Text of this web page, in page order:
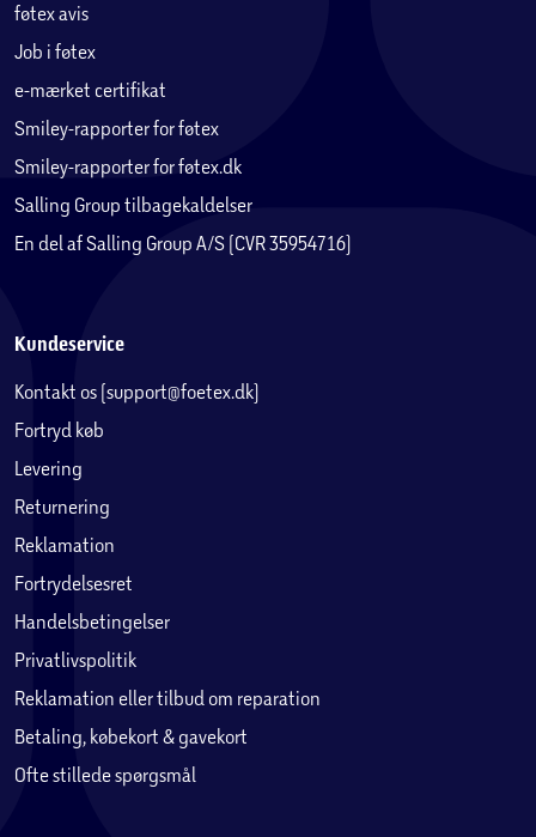
føtex avis
Job i føtex
e-mærket certifikat
Smiley-rapporter for føtex
Smiley-rapporter for føtex.dk
Salling Group tilbagekaldelser
En del af Salling Group A/S (CVR 35954716)
Kundeservice
Kontakt os (support@foetex.dk)
Fortryd køb
Levering
Returnering
Reklamation
Fortrydelsesret
Handelsbetingelser
Privatlivspolitik
Reklamation eller tilbud om reparation
Betaling, købekort & gavekort
Ofte stillede spørgsmål